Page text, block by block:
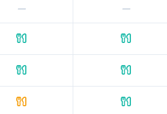
—
—